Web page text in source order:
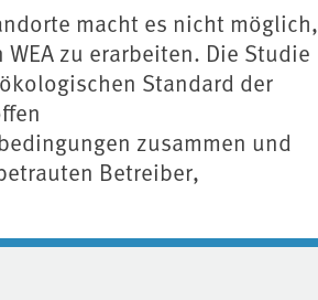
macht es nicht möglich,
zu erarbeiten. Die Studie
Standard der
zusammen und
Betreiber,